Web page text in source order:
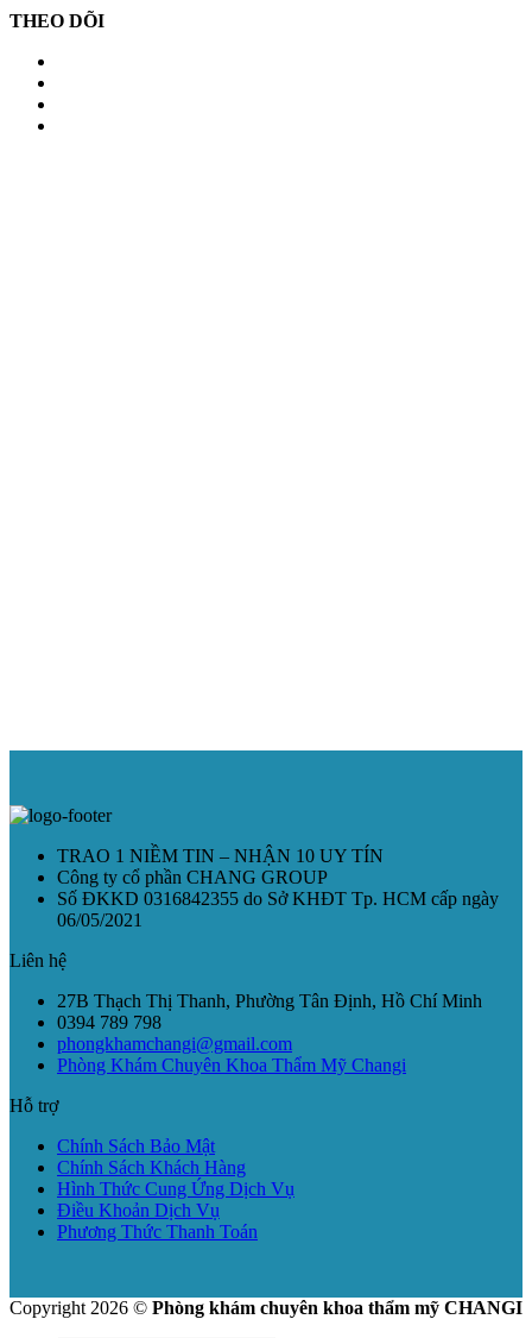
THEO DÕI
TRAO 1 NIỀM TIN – NHẬN 10 UY TÍN
Công ty cổ phần CHANG GROUP
Số ĐKKD 0316842355 do Sở KHĐT Tp. HCM cấp ngày
06/05/2021
Liên hệ
27B Thạch Thị Thanh, Phường Tân Định, Hồ Chí Minh
0394 789 798
phongkhamchangi@gmail.com
Phòng Khám Chuyên Khoa Thẩm Mỹ Changi
Hỗ trợ
Chính Sách Bảo Mật
Chính Sách Khách Hàng
Hình Thức Cung Ứng Dịch Vụ
Điều Khoản Dịch Vụ
Phương Thức Thanh Toán
Copyright 2026 © Phòng khám chuyên khoa thẩm mỹ CHANGI